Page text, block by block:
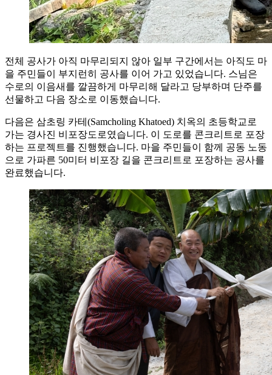
전체 공사가 아직 마무리되지 않아 일부 구간에서는 아직도 마
을 주민들이 부지런히 공사를 이어 가고 있었습니다. 스님은
수로의 이음새를 깔끔하게 마무리해 달라고 당부하며 단주를
선물하고 다음 장소로 이동했습니다.
다음은 삼초링 카테(Samcholing Khatoed) 치옥의 초등학교로
가는 경사진 비포장도로였습니다. 이 도로를 콘크리트로 포장
하는 프로젝트를 진행했습니다. 마을 주민들이 함께 공동 노동
으로 가파른 50미터 비포장 길을 콘크리트로 포장하는 공사를
완료했습니다.